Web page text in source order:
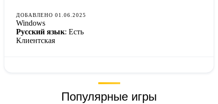
ДОБАВЛЕНО 01.06.2025
Windows
Русский язык: Есть
Клиентская
Популярные игры